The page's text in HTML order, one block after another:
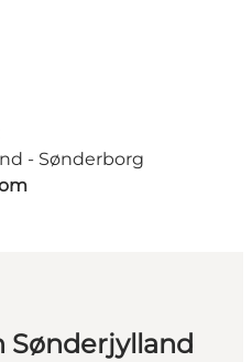
- Sønderborg
Sønderjylland